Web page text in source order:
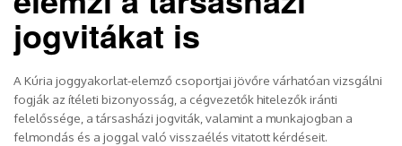
jogvitákat is
A Kúria joggyakorlat-elemző csoportjai jövőre várhatóan vizsgálni
fogják az ítéleti bizonyosság, a cégvezetők hitelezők iránti
felelőssége, a társasházi jogviták, valamint a munkajogban a
felmondás és a joggal való visszaélés vitatott kérdéseit.